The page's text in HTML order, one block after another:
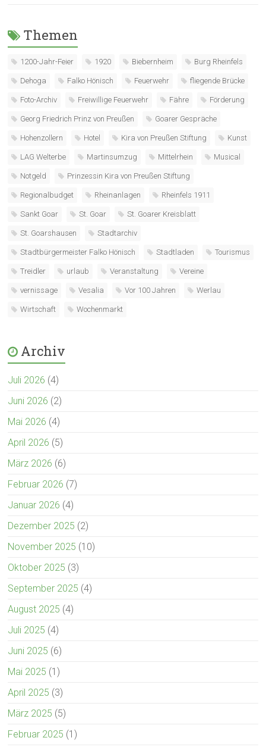
Themen
1200-Jahr-Feier 1920 Biebernheim Burg Rheinfels
Dehoga Falko Hönisch Feuerwehr fliegende Brücke
Foto-Archiv Freiwillige Feuerwehr Fähre Förderung
Georg Friedrich Prinz von Preußen Goarer Gespräche
Hohenzollern Hotel Kira von Preußen Stiftung Kunst
LAG Welterbe Martinsumzug Mittelrhein Musical
Notgeld Prinzessin Kira von Preußen Stiftung
Regionalbudget Rheinanlagen Rheinfels 1911
Sankt Goar St. Goar St. Goarer Kreisblatt
St. Goarshausen Stadtarchiv
Stadtbürgermeister Falko Hönisch Stadtladen Tourismus
Treidler urlaub Veranstaltung Vereine
vernissage Vesalia Vor 100 Jahren Werlau
Wirtschaft Wochenmarkt
Archiv
Juli 2026 (4)
Juni 2026 (2)
Mai 2026 (4)
April 2026 (5)
März 2026 (6)
Februar 2026 (7)
Januar 2026 (4)
Dezember 2025 (2)
November 2025 (10)
Oktober 2025 (3)
September 2025 (4)
August 2025 (4)
Juli 2025 (4)
Juni 2025 (6)
Mai 2025 (1)
April 2025 (3)
März 2025 (5)
Februar 2025 (1)